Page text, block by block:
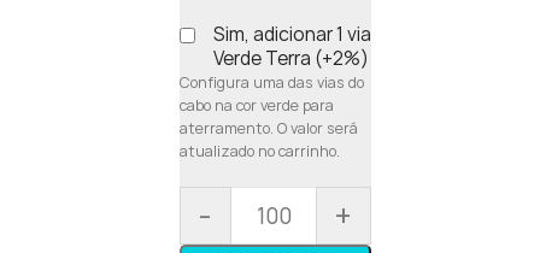
Sim, adicionar 1 via
Verde Terra (+2%)
Configura uma das vias do
cabo na cor verde para
aterramento. O valor será
atualizado no carrinho.
- +